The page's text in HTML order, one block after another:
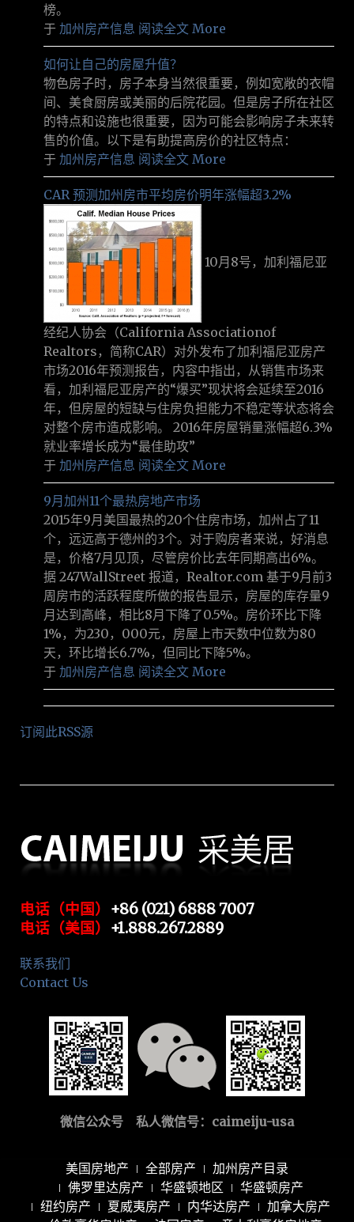
榜。
于 加州房产信息 阅读全文 More
如何让自己的房屋升值？
物色房子时，房子本身当然很重要，例如宽敞的衣帽
间、美食厨房或美丽的后院花园。但是房子所在社区
的特点和设施也很重要，因为可能会影响房子未来转
售的价值。以下是有助提高房价的社区特点：
于 加州房产信息 阅读全文 More
CAR 预测加州房市平均房价明年涨幅超3.2%
10月8号，加利福尼亚
经纪人协会（California Associationof
Realtors，简称CAR）对外发布了加利福尼亚房产
市场2016年预测报告，内容中指出，从销售市场来
看，加利福尼亚房产的“爆买”现状将会延续至2016
年，但房屋的短缺与住房负担能力不稳定等状态将会
对整个房市造成影响。 2016年房屋销量涨幅超6.3%
就业率增长成为“最佳助攻”
于 加州房产信息 阅读全文 More
9月加州11个最热房地产市场
2015年9月美国最热的20个住房市场，加州占了11
个，远远高于德州的3个。对于购房者来说，好消息
是，价格7月见顶，尽管房价比去年同期高出6%。
据 247WallStreet 报道，Realtor.com 基于9月前3
周房市的活跃程度所做的报告显示，房屋的库存量9
月达到高峰，相比8月下降了0.5%。房价环比下降
1%，为230，000元，房屋上市天数中位数为80
天，环比增长6.7%，但同比下降5%。
于 加州房产信息 阅读全文 More
订阅此RSS源
电话（中国） +86 (021) 6888 7007
电话（美国） +1.888.267.2889
联系我们
Contact Us
微信公众号 私人微信号： caimeiju-usa
美国房地产 全部房产
加州房产目录
佛罗里达房产
华盛顿地区
华盛顿房产
纽约房产
夏威夷房产 内华达房产
加拿大房产